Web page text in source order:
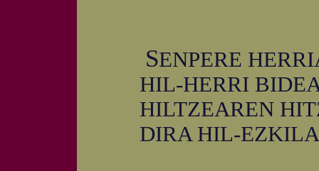
SENPERE
HIL-HERRI
HILTZEAREN
DIRA HIL-